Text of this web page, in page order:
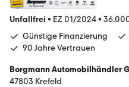
Unfallfrei • EZ 01/2024•
Günstige Finanzierung
90 Jahre Vertrauen
Borgmann Automobilhändler
47803 Krefeld